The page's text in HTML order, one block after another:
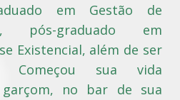
em Gestão de
pós-graduado em
Existencial, além de ser
Começou sua vida
no bar de sua